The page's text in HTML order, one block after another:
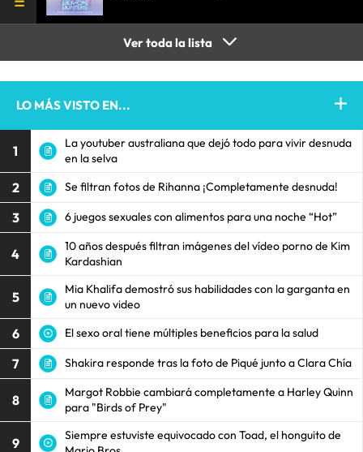
Ver toda la lista
LO MÁS VISTO EN...
1
La youtuber australiana que dejó todo para vivir desnuda
en la selva
2 Se filtran fotos de Rihanna ¡Completamente desnuda!
3 6 juegos sexuales con alimentos para una noche “Hot”
4
10 años después filtran imágenes del vídeo porno de Kim
Kardashian
5
Mia Khalifa demostró sus habilidades con la garganta en
un nuevo video
6 El sexo oral tiene múltiples beneficios para la salud
7 Shakira responde tras la foto de Piqué junto a Clara Chía
8
Margot Robbie cambiará completamente a Harley Quinn
para "Birds of Prey"
9
Siempre estuviste equivocado con Toad, el honguito de